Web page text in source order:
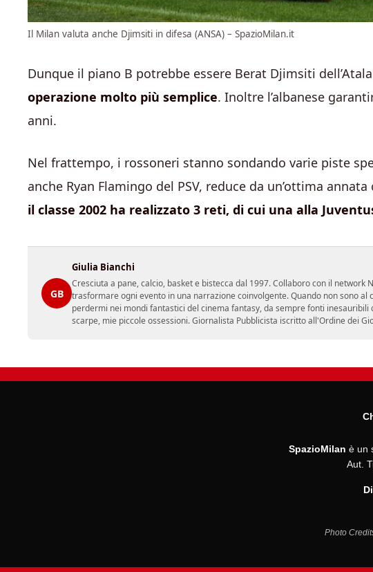
Il Milan valuta anche Djimsiti in difesa (ANSA) – SpazioMilan.it
Dunque il piano B potrebbe essere Berat Djimsiti
operazione molto più semplice. Inoltre l’albanese
anni.
Nel frattempo, i rossoneri stanno sondando varie piste
anche Ryan Flamingo del PSV, reduce da un’ottima
il classe 2002 ha realizzato 3 reti, di cui una alla
GB
Giulia Bianchi
Cresciuta a pane, calcio, basket e bistecca dal 1997. Collaboro con il network
trasformare ogni evento in una narrazione coinvolgente. Quando non sono
perdermi nei mondi fantastici del cinema fantasy, da sempre fonti
scarpe, mie piccole ossessioni. Giornalista Pubblicista iscritto all'Ordine dei
SpazioMilan è un
Aut.
Photo